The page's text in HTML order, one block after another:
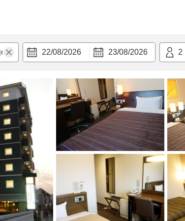
22/08/2026 23/08/2026 2
bật Tiện nghi